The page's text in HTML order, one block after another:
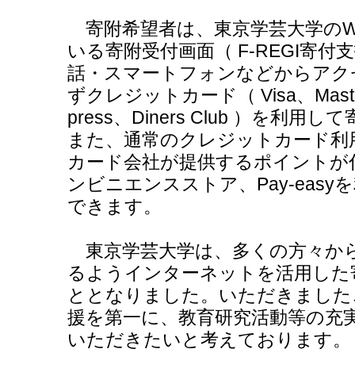
寄附希望者は、東京学芸大学の
いる寄附受付画面（ F-REGI寄付
話・スマートフォンなどからア
ずクレジットカード（ Visa、
press、Diners Club ）を利用し
また、通常のクレジットカード
カード会社が提供するポイント
ンビニエンスストア、Pay-easy
できます。
東京学芸大学は、多くの方々か
るようインターネットを活用し
ととなりました。いただきまし
援を第一に、教育研究活動等の充
いただきたいと考えております。